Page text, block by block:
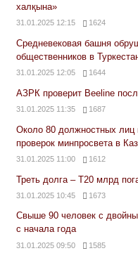
халқына»
31.01.2025 12:15 1624
Средневековая башня
общественников в
31.01.2025 12:05 1644
АЗРК проверит Beeline
31.01.2025 11:35 1687
Около 80 должностных лиц
проверок минпросвета в
31.01.2025 11:00 1612
Треть долга – Т20 млрд
31.01.2025 10:45 1673
Свыше 90 человек с
с начала года
31.01.2025 09:50 1585